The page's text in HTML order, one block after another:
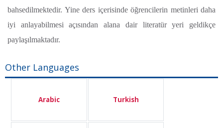
bahsedilmektedir. Yine ders içerisinde öğrencilerin metinleri daha
iyi anlayabilmesi açısından alana dair literatür yeri geldikçe
paylaşılmaktadır.
Other Languages
Arabic Turkish